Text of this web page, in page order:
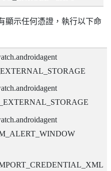
顯示任何憑證，執行以下命